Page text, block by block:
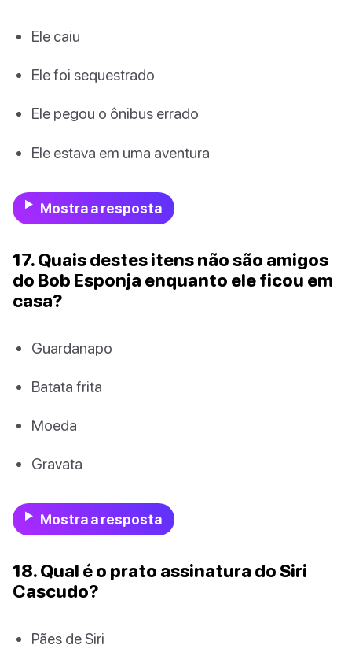
Ele caiu
Ele foi sequestrado
Ele pegou o ônibus errado
Ele estava em uma aventura
Mostra a resposta
17. Quais destes itens não são amigos
do Bob Esponja enquanto ele ficou em
casa?
Guardanapo
Batata frita
Moeda
Gravata
Mostra a resposta
18. Qual é o prato assinatura do Siri
Cascudo?
Pães de Siri